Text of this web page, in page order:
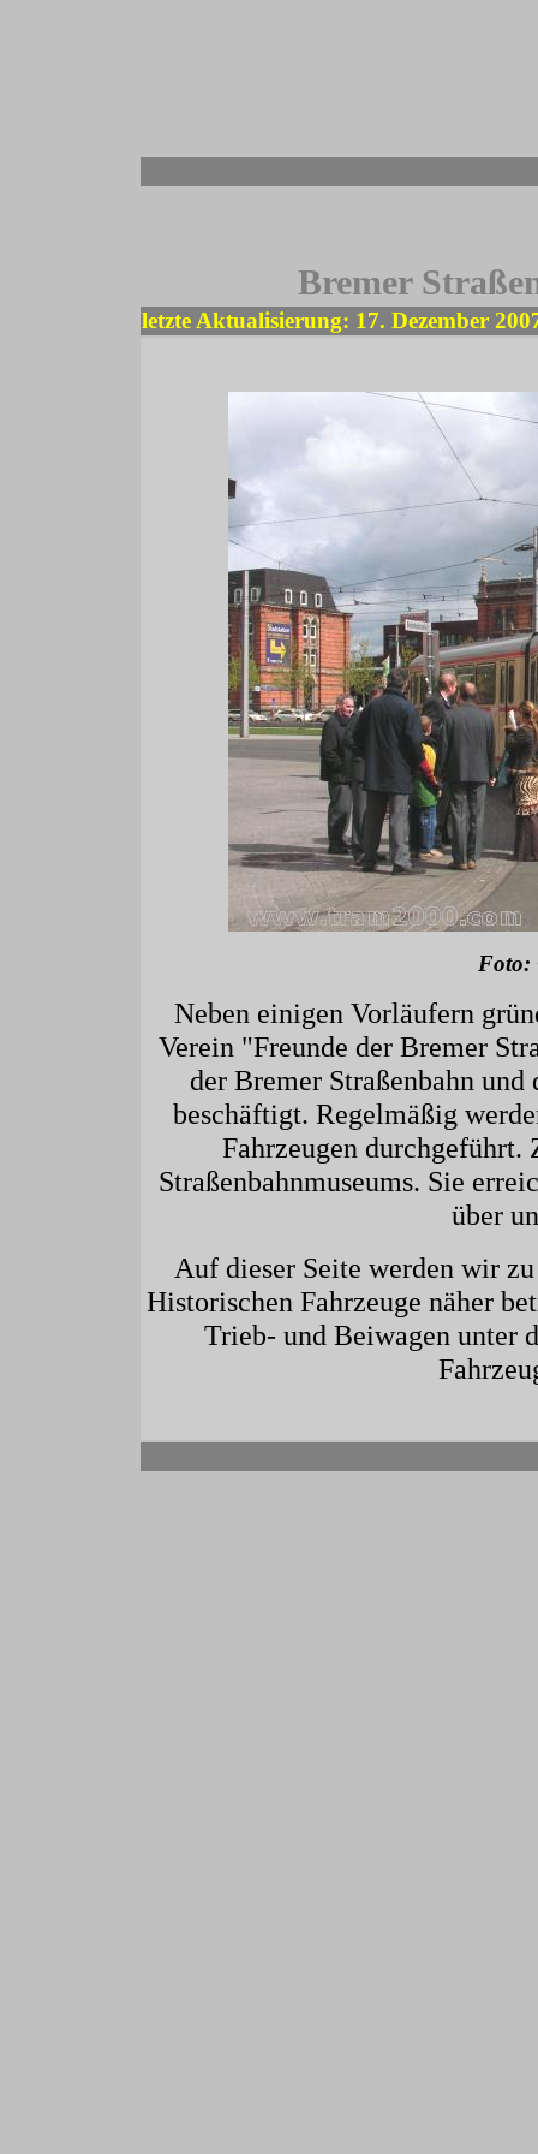
Bremer
letzte Aktualisierung: 17. Dezember
Foto:
Neben einigen Vorläufern
Verein "Freunde der Bremer
der Bremer Straßenbahn
beschäftigt. Regelmäßig
Fahrzeugen durchgeführt.
Straßenbahnmuseums. Sie
über
Auf dieser Seite werden wir
Historischen Fahrzeuge näher
Trieb- und Beiwagen unter